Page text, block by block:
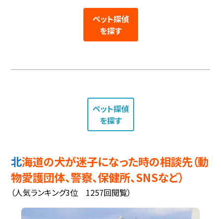
ペット探偵
を探す
ペット探偵
を探す
北海道の犬が迷子になった時の相談先（動
物愛護団体、警察、保健所、SNSなど）
（人気ランキング3位 1257回閲覧）